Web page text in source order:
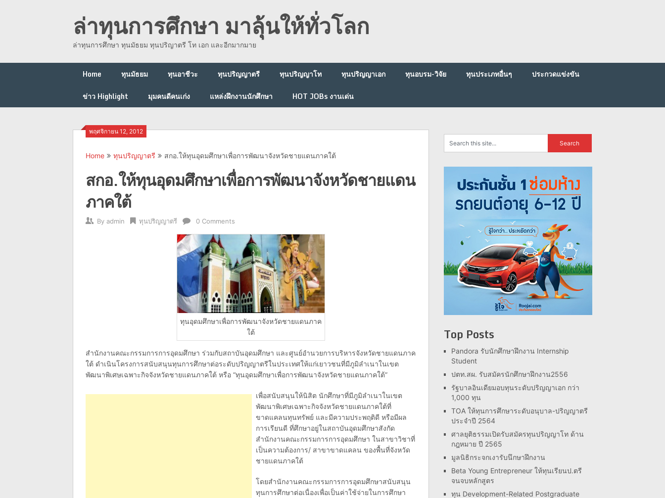
ล่าทุนการศึกษา มาลุ้นให้ทั่วโลก
ล่าทุนการศึกษา ทุนมัธยม ทุนปริญาตรี โท เอก และอีกมากมาย
Home ทุนมัธยม ทุนอาชีวะ ทุนปริญญาตรี ทุนปริญญาโท ทุนปริญญาเอก ทุนอบรม-วิจัย ทุนประเภทอื่นๆ
ประกวดแข่งขัน
ข่าว Highlight
มุมคนดีคนเก่ง แหล่งฝึกงานนักศึกษา HOT JOBs งานเด่น
พฤศจิกายน 12, 2012
Home ทุนปริญญาตรี สกอ.ให้ทุนอุดมศึกษาเพื่อการพัฒนาจังหวัดชายแดนภาคใต้
สกอ.ให้ทุนอุดมศึกษาเพื่อการพัฒนาจังหวัดชายแดน
ภาคใต้
By admin ทุนปริญญาตรี 0 Comments
ทุนอุดมศึกษาเพื่อการพัฒนาจังหวัดชายแดนภาค
ใต้
สำนักงานคณะกรรมการการอุดมศึกษา ร่วมกับสถาบันอุดมศึกษา และศูนย์อำนวยการบริหารจังหวัดชายแดนภาค
ใต้ ดำเนินโครงการสนับสนุนทุนการศึกษาต่อระดับปริญญาตรีในประเทศให้แก่เยาวชนที่มีภูมิลำเนาในเขต
พัฒนาพิเศษเฉพาะกิจจังหวัดชายแดนภาคใต้ หรือ “ทุนอุดมศึกษาเพื่อการพัฒนาจังหวัดชายแดนภาคใต้”
เพื่อสนับสนุนให้นิสิต นักศึกษาที่มีภูมิลำเนาในเขต
พัฒนาพิเศษเฉพาะกิจจังหวัดชายแดนภาคใต้ที่
ขาดแคลนทุนทรัพย์ และมีความประพฤติดี หรือมีผล
การเรียนดี ที่ศึกษาอยู่ในสถาบันอุดมศึกษาสังกัด
สำนักงานคณะกรรมการการอุดมศึกษา ในสาขาวิชาที่
เป็นความต้องการ/ สาขาขาดแคลน ของพื้นที่จังหวัด
ชายแดนภาคใต้
โดยสำนักงานคณะกรรมการการอุดมศึกษาสนับสนุน
ทุนการศึกษาต่อเนื่องเพื่อเป็นค่าใช้จ่ายในการศึกษา
Top Posts
Pandora รับนักศึกษาฝึกงาน Internship
Student
ปตท.สผ. รับสมัครนักศึกษาฝึกงาน2556
รัฐบาลอินเดียมอบทุนระดับปริญญาเอก กว่า
1,000 ทุน
TOA ให้ทุนการศึกษาระดับอนุบาล-ปริญญาตรี
ประจำปี 2564
ศาลยุติธรรมเปิดรับสมัครทุนปริญญาโท ด้าน
กฎหมาย ปี 2565
มูลนิธิกระจกเงารับนึกษาฝึกงาน
Beta Young Entrepreneur ให้ทุนเรียนป.ตรี
จนจบหลักสูตร
ทุน Development-Related Postgraduate